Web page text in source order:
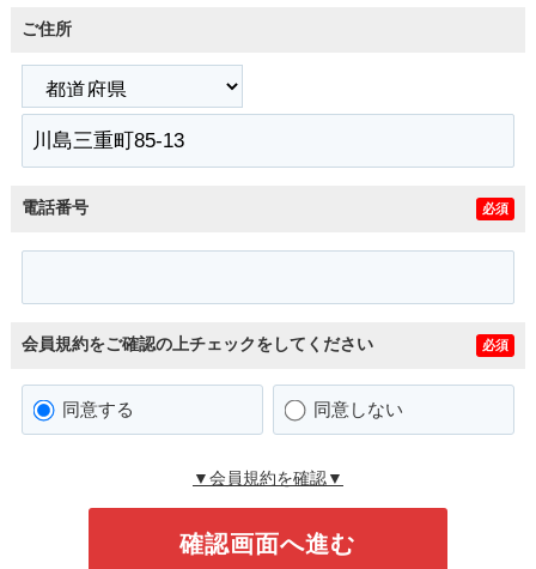
ご住所
電話番号 必須
会員規約をご確認の上チェックをしてください 必須
同意する 同意しない
▼会員規約を確認▼